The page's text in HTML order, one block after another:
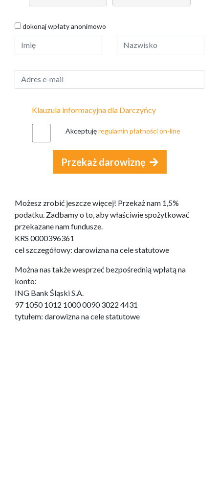
dokonaj wpłaty anonimowo
Klauzula informacyjna dla Darczyńcy
Akceptujęregulamin płatności on-line
Przekaż darowiznę
Możesz zrobić jeszcze więcej! Przekaż nam 1,5%
podatku. Zadbamy o to, aby właściwie spożytkować
przekazane nam fundusze.
KRS 0000396361
cel szczegółowy: darowizna na cele statutowe
Można nas także wesprzeć bezpośrednią wpłatą na
konto:
ING Bank Śląski S.A.
97 1050 1012 1000 0090 3022 4431
tytułem: darowizna na cele statutowe